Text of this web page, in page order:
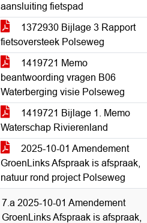
aansluiting fietspad
1372930 Bijlage 3 Rapport
fietsoversteek Polseweg
1419721 Memo
beantwoording vragen B06
Waterberging visie Polseweg
1419721 Bijlage 1. Memo
Waterschap Rivierenland
2025-10-01 Amendement
GroenLinks Afspraak is afspraak,
natuur rond project Polseweg
7.a 2025-10-01 Amendement
GroenLinks Afspraak is afspraak,